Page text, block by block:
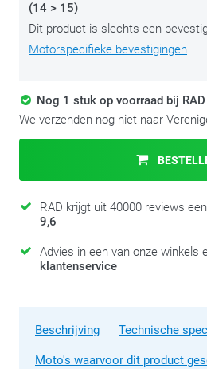
(14 > 15)
Dit product is slechts een
Motorspecifieke bevestigingen
Nog 1 stuk op voorraad bij RAD
We verzenden nog niet naar
RAD krijgt uit 40000 reviews een
9,6
Advies in een van onze winkels
klantenservice
Beschrijving Technische
Moto's waarvoor dit product